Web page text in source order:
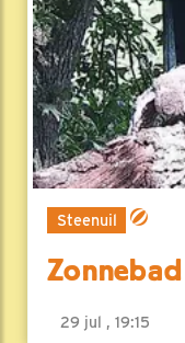
Steenuil
Zonnebad
29 jul , 19:15